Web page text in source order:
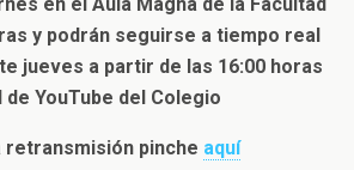
y podrán seguirse a tiempo real
jueves a partir de las 16:00 horas
YouTube del Colegio
retransmisión pinche aquí